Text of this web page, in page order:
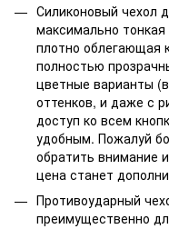
Силиконовый чехол
максимально
плотно облегающая
полностью
цветные варианты
оттенков, и даже с
доступ ко всем
удобным. Пожалуй
обратить внимание
цена станет
Противоударный
преимущественно